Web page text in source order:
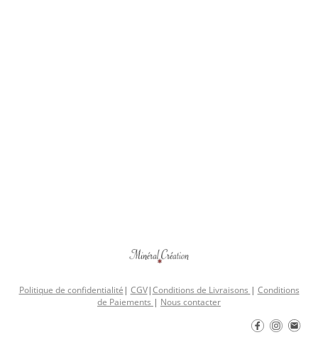
Politique de confidentialité | CGV|Conditions de Livraisons | Conditions
de Paiements | Nous contacter